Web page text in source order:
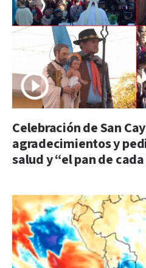
Celebración de San
agradecimientos y
salud y “el pan de